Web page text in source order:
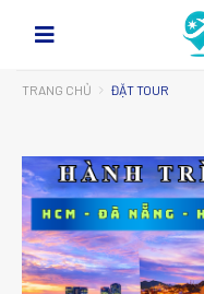
TRANG CHỦ ĐẶT TOUR